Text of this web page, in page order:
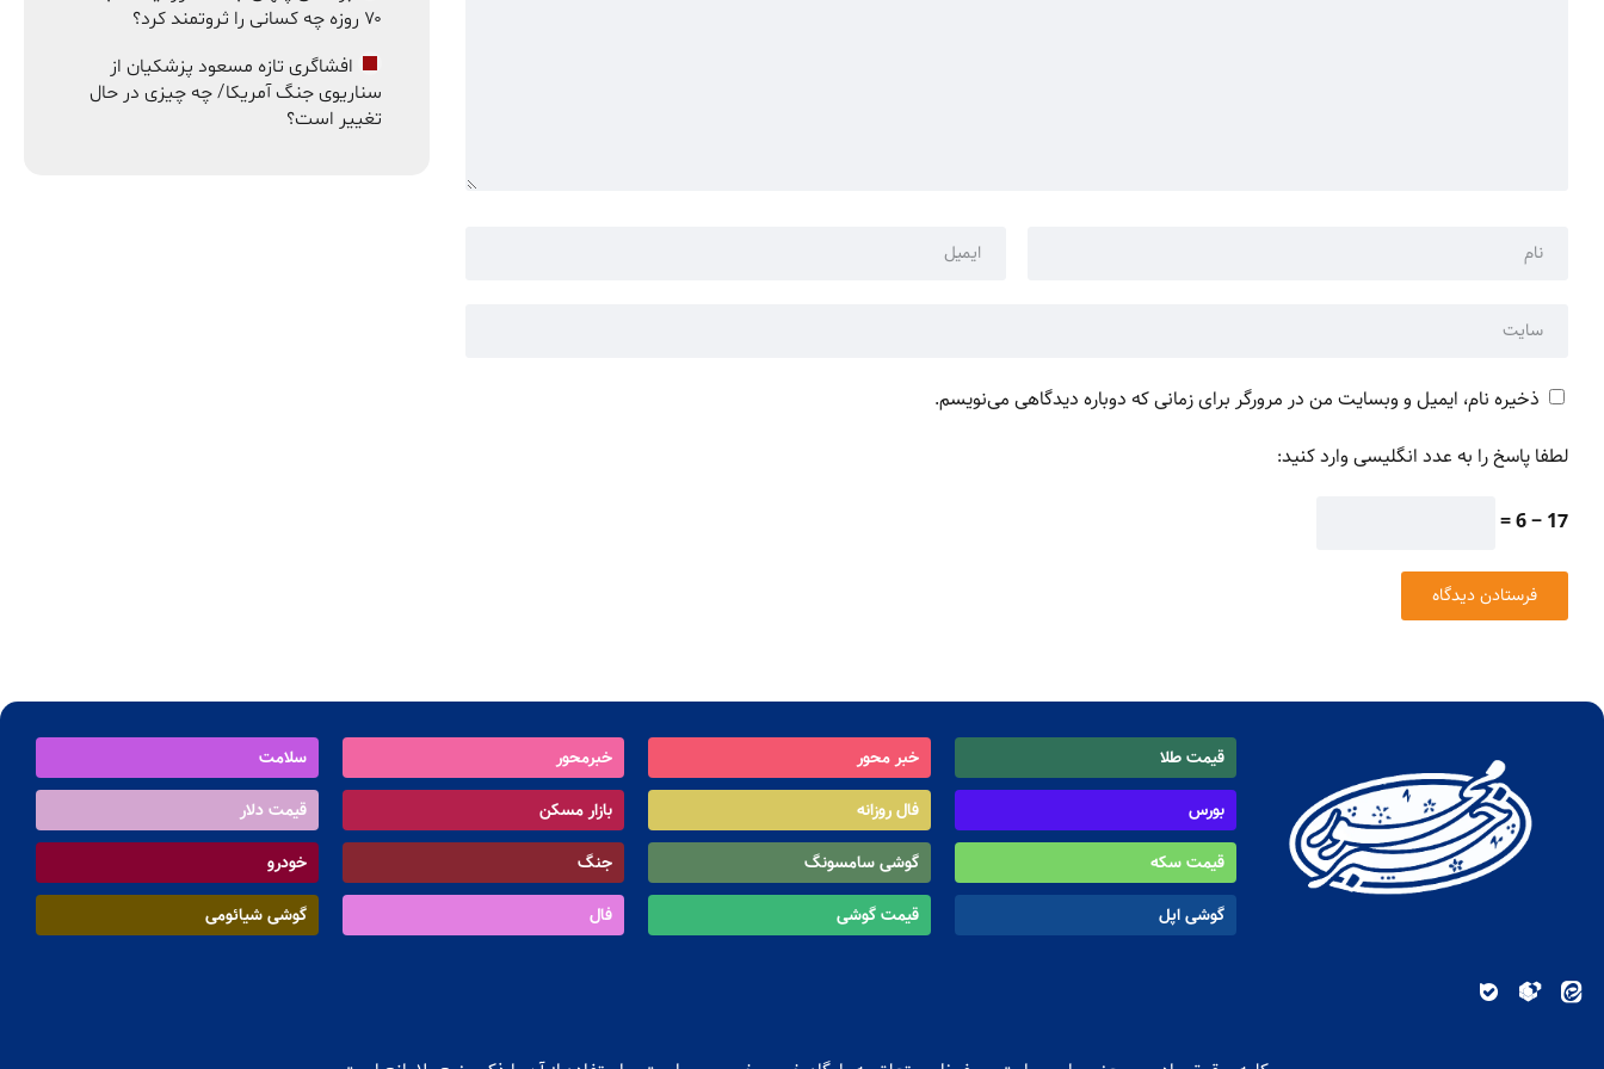
ذخیره نام، ایمیل و وبسایت من در مرورگر برای زمانی که دوباره دیدگاهی می‌نویسم.
لطفا پاسخ را به عدد انگلیسی وارد کنید:
17 − 6 =
۷۰ روزه چه کسانی را ثروتمند کرد؟
افشاگری تازه مسعود پزشکیان از
سناریوی جنگ آمریکا/ چه چیزی در حال
تغییر است؟
قیمت طلا خبر محور خبرمحور
سلامت
بورس
فال روزانه بازار مسکن
قیمت دلار
قیمت سکه
گوشی سامسونگ جنگ
خودرو
گوشی اپل
قیمت گوشی فال گوشی شیائومی